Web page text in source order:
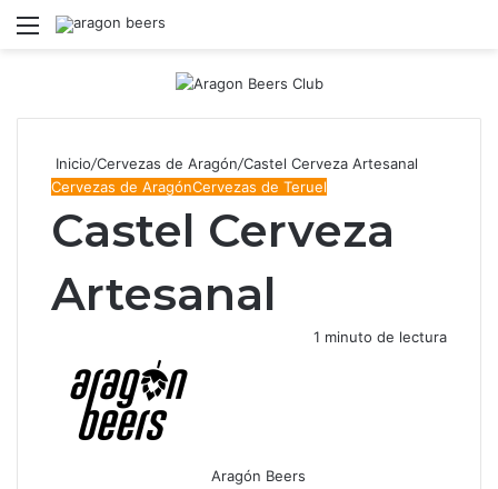
Menú
Inicio/Cervezas de Aragón/Castel Cerveza Artesanal
Cervezas de AragónCervezas de Teruel
Castel Cerveza
Artesanal
Aragón Beers
1 minuto de lectura